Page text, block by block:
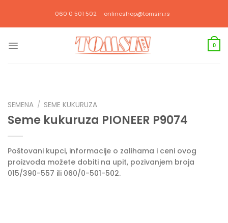
садржај
060 0 501 502 onlineshop@tomsin.rs
0
SEMENA / SEME KUKURUZA
Seme kukuruza PIONEER P9074
Poštovani kupci, informacije o zalihama i ceni ovog
proizvoda možete dobiti na upit, pozivanjem broja
015/390-557 ili 060/0-501-502.